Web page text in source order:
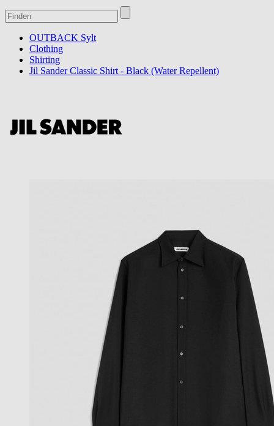
OUTBACK Sylt
Clothing
Shirting
Jil Sander Classic Shirt - Black (Water Repellent)